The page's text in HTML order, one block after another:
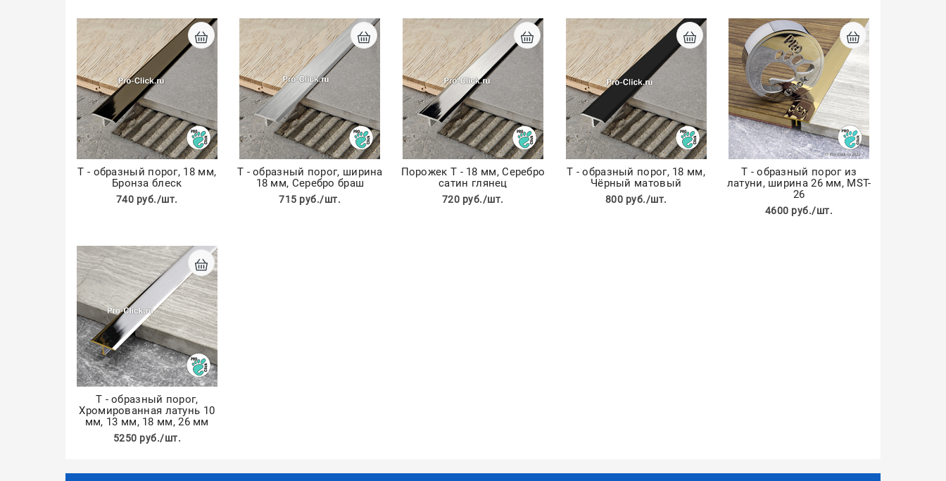
Т - образный порог, 18 мм,
Бронза блеск
740 руб./шт.
Т - образный порог, ширина
18 мм, Серебро браш
715 руб./шт.
Порожек Т - 18 мм, Серебро
сатин глянец
720 руб./шт.
Т - образный порог, 18 мм,
Чёрный матовый
800 руб./шт.
Т - образный порог из
латуни, ширина 26 мм, MST-
26
4600 руб./шт.
Т - образный порог,
Хромированная латунь 10
мм, 13 мм, 18 мм, 26 мм
5250 руб./шт.